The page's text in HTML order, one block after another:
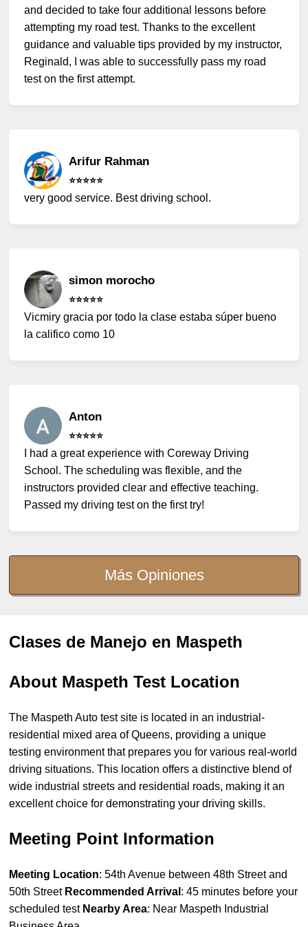
and decided to take four additional lessons before
attempting my road test. Thanks to the excellent
guidance and valuable tips provided by my instructor,
Reginald, I was able to successfully pass my road
test on the first attempt.
Arifur Rahman
⭐️⭐️⭐️⭐️⭐️
very good service. Best driving school.
simon morocho
⭐️⭐️⭐️⭐️⭐️
Vicmiry gracia por todo la clase estaba súper bueno
la califico como 10
Anton
⭐️⭐️⭐️⭐️⭐️
I had a great experience with Coreway Driving
School. The scheduling was flexible, and the
instructors provided clear and effective teaching.
Passed my driving test on the first try!
Más Opiniones
Clases de Manejo en Maspeth
About Maspeth Test Location
The Maspeth Auto test site is located in an industrial-
residential mixed area of Queens, providing a unique
testing environment that prepares you for various real-world
driving situations. This location offers a distinctive blend of
wide industrial streets and residential roads, making it an
excellent choice for demonstrating your driving skills.
Meeting Point Information
Meeting Location: 54th Avenue between 48th Street and
50th Street Recommended Arrival : 45 minutes before your
scheduled test Nearby Area: Near Maspeth Industrial